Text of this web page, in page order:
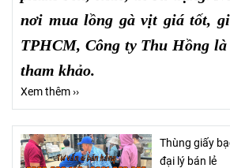
nơi mua lồng gà vịt giá tốt,
TPHCM, Công ty Thu Hồng
tham khảo.
Xem thêm ››
Thùng giấy
đại lý bán lẻ